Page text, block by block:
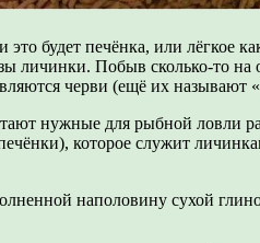
будет печёнка, или лёгкое
личинки. Побыв сколько-то
черви (ещё их
нужные для рыбной ловли
которое служит
наполовину сухой